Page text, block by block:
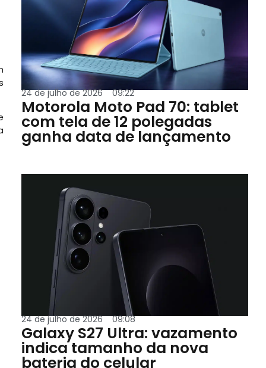
24 de julho de 2026 09:22
Motorola Moto Pad 70: tablet
com tela de 12 polegadas
ganha data de lançamento
24 de julho de 2026 09:08
Galaxy S27 Ultra: vazamento
indica tamanho da nova
bateria do celular